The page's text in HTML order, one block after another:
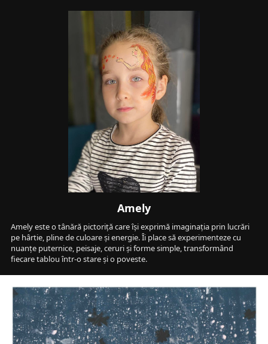
Amely
Amely este o tânără pictoriță care își exprimă imaginația prin lucrări
pe hârtie, pline de culoare și energie. Îi place să experimenteze cu
nuanțe puternice, peisaje, ceruri și forme simple, transformând
fiecare tablou într-o stare și o poveste.